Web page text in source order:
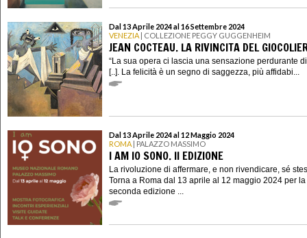
Dal 13 Aprile 2024 al 16 Settembre 2024
VENEZIA | COLLEZIONE PEGGY GUGGENHEIM
JEAN COCTEAU. LA RIVINCITA DEL
“La sua opera ci lascia una sensazione perdurante
[..]. La felicità è un segno di saggezza, più affidabi...
Dal 13 Aprile 2024 al 12 Maggio 2024
ROMA | PALAZZO MASSIMO
I AM IO SONO. II EDIZIONE
La rivoluzione di affermare, e non rivendicare, sé
Torna a Roma dal 13 aprile al 12 maggio 2024 per la
seconda edizione ...